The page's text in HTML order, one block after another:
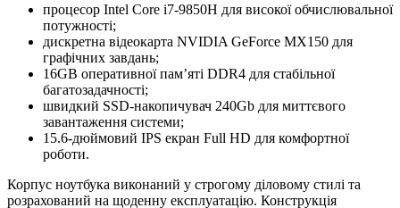
процесор Intel Core i7-9850H для високої обчислювальної
потужності;
дискретна відеокарта NVIDIA GeForce MX150 для
графічних завдань;
16GB оперативної пам’яті DDR4 для стабільної
багатозадачності;
швидкий SSD-накопичувач 240Gb для миттєвого
завантаження системи;
15.6-дюймовий IPS екран Full HD для комфортної
роботи.
Корпус ноутбука виконаний у строгому діловому стилі та
розрахований на щоденну експлуатацію. Конструкція